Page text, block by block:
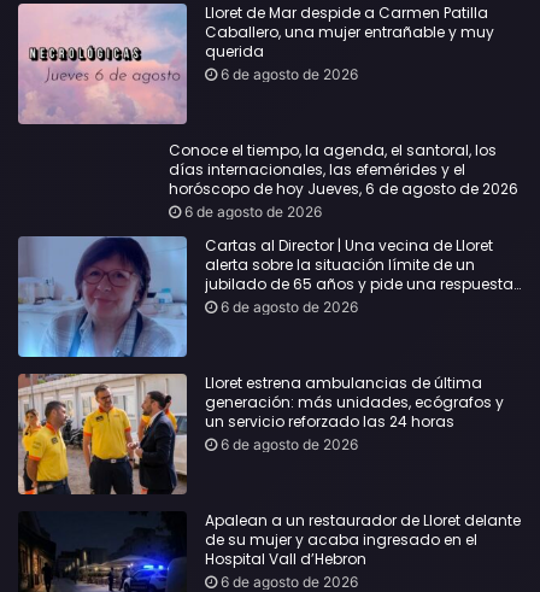
Lloret de Mar despide a Carmen Patilla
Caballero, una mujer entrañable y muy
querida
6 de agosto de 2026
Conoce el tiempo, la agenda, el santoral, los
días internacionales, las efemérides y el
horóscopo de hoy Jueves, 6 de agosto de 2026
6 de agosto de 2026
Cartas al Director | Una vecina de Lloret
alerta sobre la situación límite de un
jubilado de 65 años y pide una respuesta
urgente
6 de agosto de 2026
Lloret estrena ambulancias de última
generación: más unidades, ecógrafos y
un servicio reforzado las 24 horas
6 de agosto de 2026
Apalean a un restaurador de Lloret delante
de su mujer y acaba ingresado en el
Hospital Vall d’Hebron
6 de agosto de 2026